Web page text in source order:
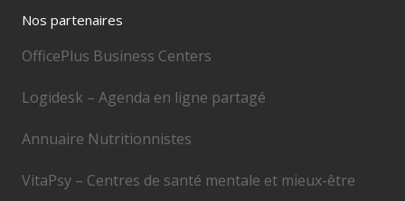
Nos partenaires
OfficePlus Business Centers
Logidesk – Agenda en ligne partagé
Annuaire Nutritionnistes
VitaPsy – Centres de santé mentale et mieux-être